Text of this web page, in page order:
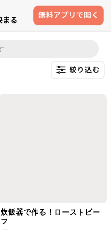
炊飯器で作る！ローストビー
フ